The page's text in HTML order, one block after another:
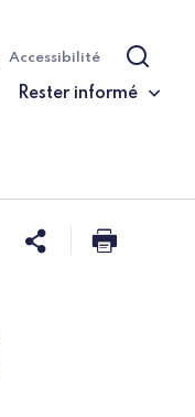
Rester informé
Accessibilité
Partager